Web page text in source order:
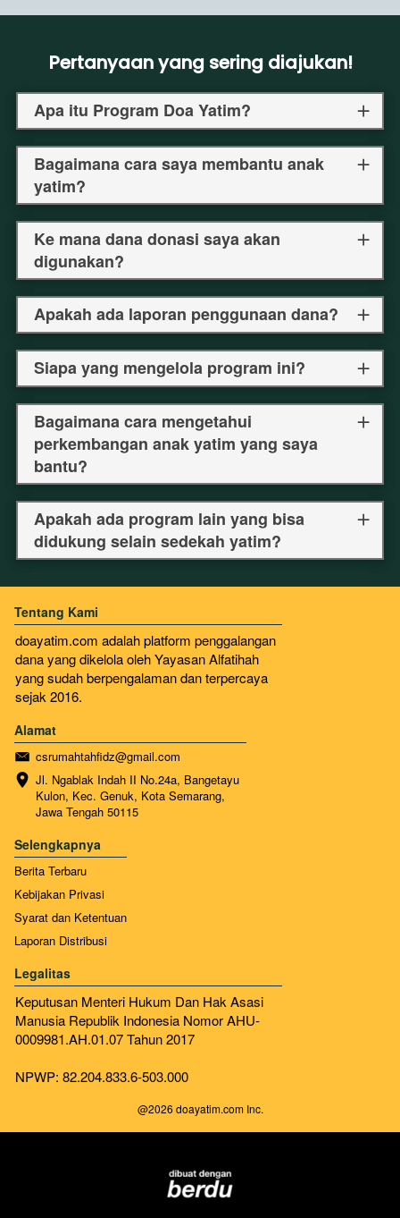
Pertanyaan yang sering diajukan!
Apa itu Program Doa Yatim?
Bagaimana cara saya membantu anak
yatim?
Ke mana dana donasi saya akan
digunakan?
Apakah ada laporan penggunaan dana?
Siapa yang mengelola program ini?
Bagaimana cara mengetahui
perkembangan anak yatim yang saya
bantu?
Apakah ada program lain yang bisa
didukung selain sedekah yatim?
Tentang Kami
doayatim.com adalah platform penggalangan
dana yang dikelola oleh Yayasan Alfatihah
yang sudah berpengalaman dan terpercaya
sejak 2016.
Alamat
csrumahtahfidz@gmail.com
Jl. Ngablak Indah II No.24a, Bangetayu
Kulon, Kec. Genuk, Kota Semarang,
Jawa Tengah 50115
Selengkapnya
Berita Terbaru
Kebijakan Privasi
Syarat dan Ketentuan
Laporan Distribusi
Legalitas
Keputusan Menteri Hukum Dan Hak Asasi
Manusia Republik Indonesia Nomor AHU-
0009981.AH.01.07 Tahun 2017
NPWP: 82.204.833.6-503.000
@2026 doayatim.com Inc.